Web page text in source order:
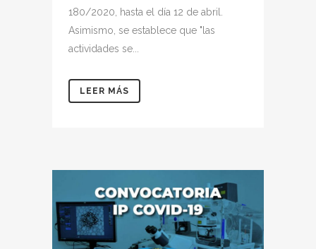
180/2020, hasta el día 12 de abril.
Asimismo, se establece que "las
actividades se...
LEER MÁS